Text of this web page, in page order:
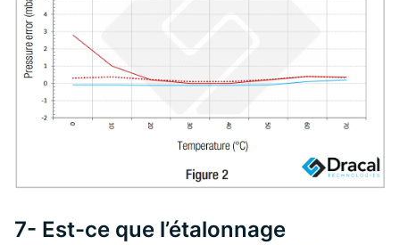
7- Est-ce que l’étalonnage